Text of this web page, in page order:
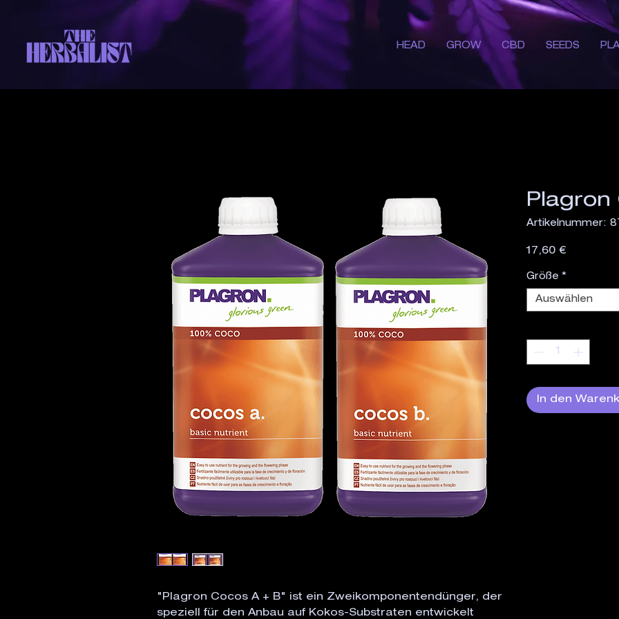
HEAD GROW CBD SEEDS
"Plagron Cocos A + B" ist ein Zweikomponentendünger, der
speziell für den Anbau auf Kokos-Substraten entwickelt
Plagron
Artikelnummer:
17,60 €Preis
Größe *
Auswählen
In den